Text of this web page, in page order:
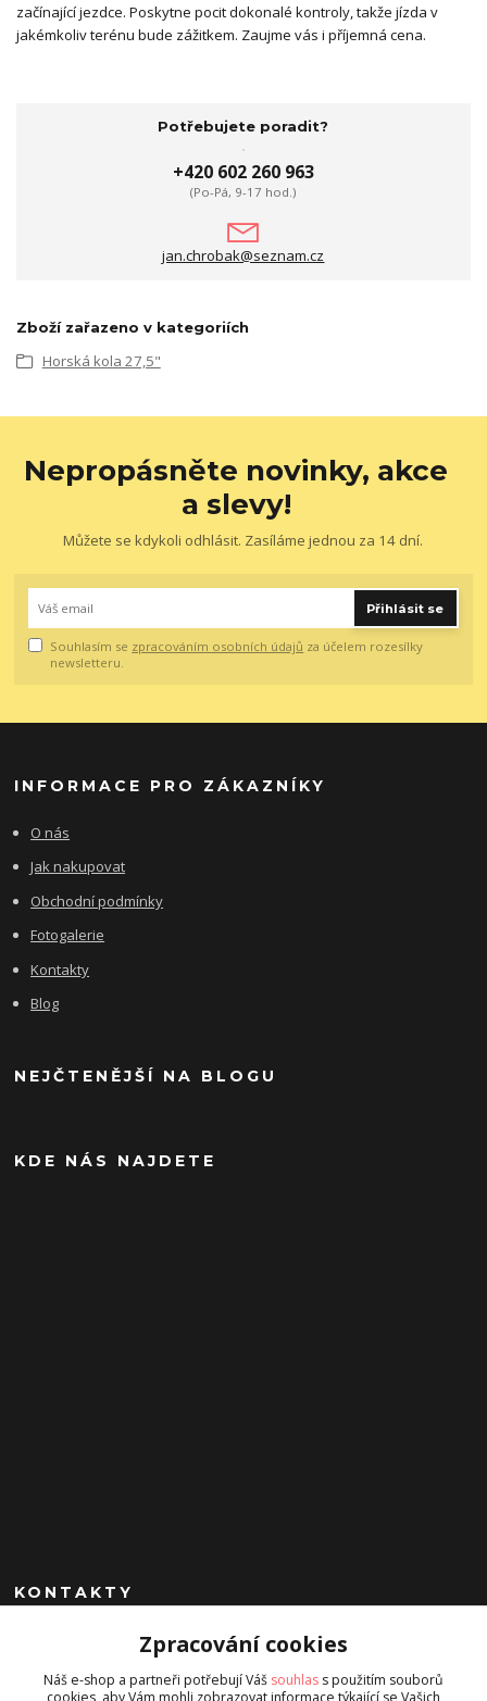
začínající jezdce. Poskytne pocit dokonalé kontroly, takže jízda v
jakémkoliv terénu bude zážitkem. Zaujme vás i příjemná cena.
Potřebujete poradit?
+420 602 260 963
(Po-Pá, 9-17 hod.)
jan.chrobak@seznam.cz
Zboží zařazeno v kategoriích
Horská kola 27,5"
Nepropásněte novinky, akce
a slevy!
Můžete se kdykoli odhlásit. Zasíláme jednou za 14 dní.
Přihlásit se
Souhlasím se zpracováním osobních údajů za účelem rozesílky
newsletteru.
INFORMACE PRO ZÁKAZNÍKY
O nás
Jak nakupovat
Obchodní podmínky
Fotogalerie
Kontakty
Blog
NEJČTENĚJŠÍ NA BLOGU
KDE NÁS NAJDETE
KONTAKTY
+420 602 260 963Zpracování cookies
Náš e-shop a partneři potřebují Váš souhlas s použitím souborů
cookies, aby Vám mohli zobrazovat informace týkající se Vašich